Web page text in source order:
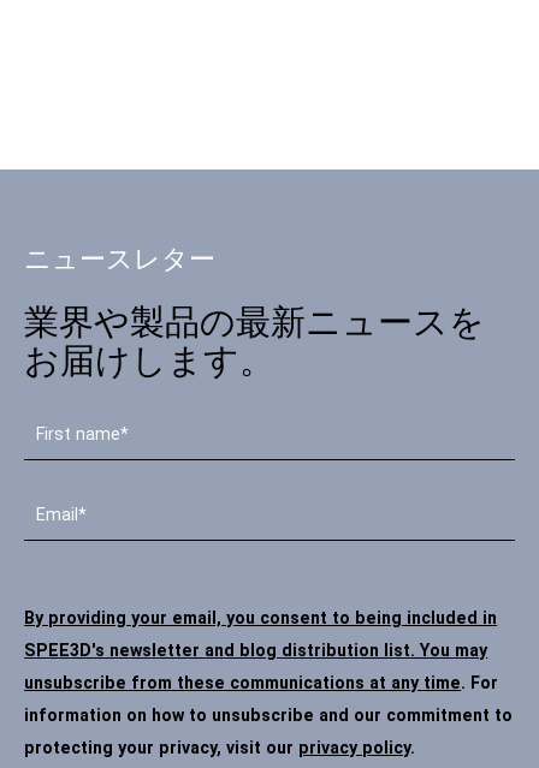
ニュースレター
業界や製品の最新ニュースを
お届けします。
By providing your email, you consent to being included in
SPEE3D's newsletter and blog distribution list. You may
unsubscribe from these communications at any time. For
information on how to unsubscribe and our commitment to
protecting your privacy, visit our privacy policy.